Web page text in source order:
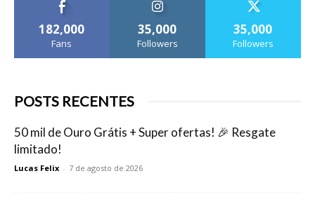
182,000
Fans
35,000
Followers
35,000
Followers
POSTS RECENTES
50 mil de Ouro Grátis + Super ofertas! 🎉 Resgate
limitado!
Lucas Felix - 7 de agosto de 2026